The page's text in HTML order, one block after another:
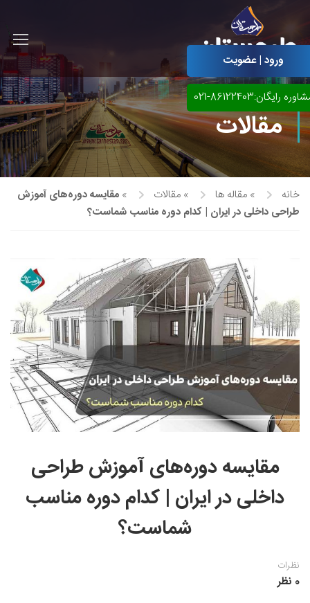
آموزش مجازی طراحی لباس
آموزش مجازی گرافیک
آموزش مجازی طراحی داخلی
نقاشی پاستل
نقاشی رنگ روغن
نقاشی آبرنگ
نقاشی کودک و نوجوان
طراحی سیاه قلم
نقاشی مینیاتور(نگارگری)
نقاشی تذهیب و گل و مرغ
خوشنویسی نستعلیق
خوشنویسی با خودکار
خط نقاشی
ورود | عضویت
رایگان:86122403-021
مقالات
خانه » مقاله ها » مقالات » مقایسه دوره‌های آموزش
طراحی داخلی در ایران | کدام دوره مناسب شماست؟
مقایسه دوره‌های آموزش طراحی
داخلی در ایران | کدام دوره مناسب
شماست؟
نظرات
0 نظر